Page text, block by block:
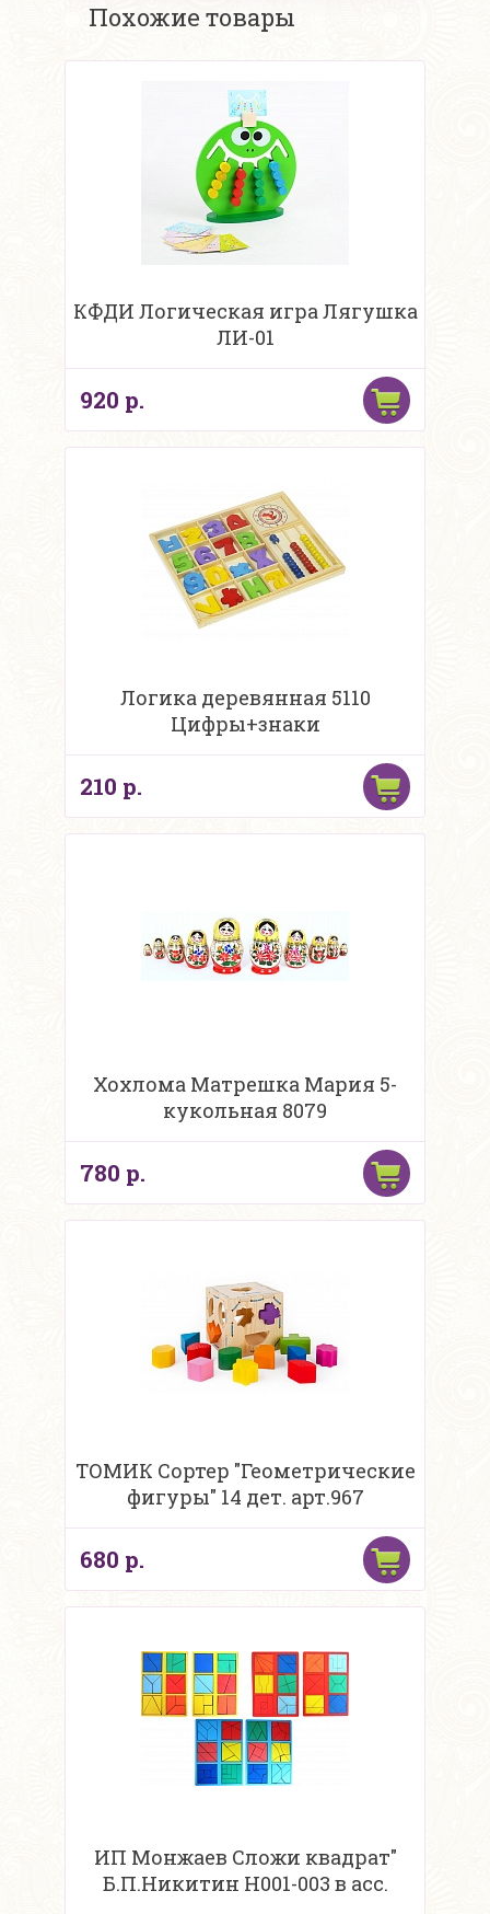
Похожие товары
КФДИ Логическая игра Лягушка
ЛИ-01
920 р.
Логика деревянная 5110
Цифры+знаки
210 р.
Хохлома Матрешка Мария 5-
кукольная 8079
780 р.
ТОМИК Сортер "Геометрические
фигуры" 14 дет. арт.967
680 р.
ИП Монжаев Сложи квадрат"
Б.П.Никитин Н001-003 в асс.